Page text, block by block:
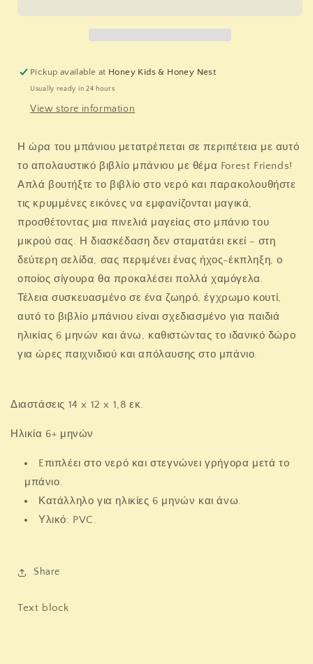
change
change
Pickup available at Honey Kids & Honey Nest
Usually ready in 24 hours
View store information
Η ώρα του μπάνιου μετατρέπεται σε περιπέτεια με αυτό
το απολαυστικό βιβλίο μπάνιου με θέμα Forest Friends!
Απλά βουτήξτε το βιβλίο στο νερό και παρακολουθήστε
τις κρυμμένες εικόνες να εμφανίζονται μαγικά,
προσθέτοντας μια πινελιά μαγείας στο μπάνιο του
μικρού σας. Η διασκέδαση δεν σταματάει εκεί - στη
δεύτερη σελίδα, σας περιμένει ένας ήχος-έκπληξη, ο
οποίος σίγουρα θα προκαλέσει πολλά χαμόγελα.
Τέλεια συσκευασμένο σε ένα ζωηρό, έγχρωμο κουτί,
αυτό το βιβλίο μπάνιου είναι σχεδιασμένο για παιδιά
ηλικίας 6 μηνών και άνω, καθιστώντας το ιδανικό δώρο
για ώρες παιχνιδιού και απόλαυσης στο μπάνιο.
Διαστάσεις 14 x 12 x 1,8 εκ.
Ηλικία 6+ μηνών
Eπιπλέει στο νερό και στεγνώνει γρήγορα μετά το
μπάνιο.
Κατάλληλο για ηλικίες 6 μηνών και άνω.
Υλικό: PVC.
Share
Text block